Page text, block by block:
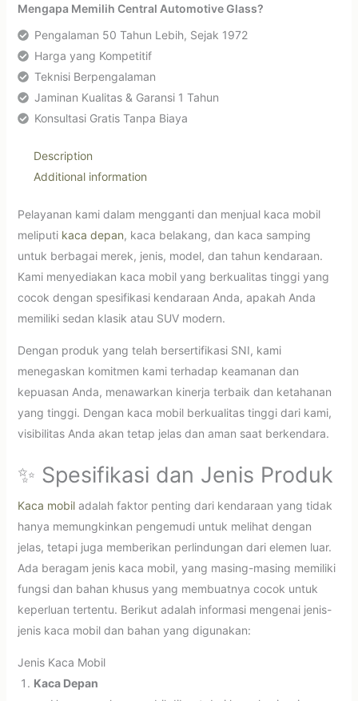
Mengapa Memilih Central Automotive Glass?
Pengalaman 50 Tahun Lebih, Sejak 1972
Harga yang Kompetitif
Teknisi Berpengalaman
Jaminan Kualitas & Garansi 1 Tahun
Konsultasi Gratis Tanpa Biaya
Description
Additional information
Pelayanan kami dalam mengganti dan menjual kaca mobil
meliputi kaca depan, kaca belakang, dan kaca samping
untuk berbagai merek, jenis, model, dan tahun kendaraan.
Kami menyediakan kaca mobil yang berkualitas tinggi yang
cocok dengan spesifikasi kendaraan Anda, apakah Anda
memiliki sedan klasik atau SUV modern.
Dengan produk yang telah bersertifikasi SNI, kami
menegaskan komitmen kami terhadap keamanan dan
kepuasan Anda, menawarkan kinerja terbaik dan ketahanan
yang tinggi. Dengan kaca mobil berkualitas tinggi dari kami,
visibilitas Anda akan tetap jelas dan aman saat berkendara.
✨ Spesifikasi dan Jenis Produk
Kaca mobiladalah faktor penting dari kendaraan yang tidak
hanya memungkinkan pengemudi untuk melihat dengan
jelas, tetapi juga memberikan perlindungan dari elemen luar.
Ada beragam jenis kaca mobil, yang masing-masing memiliki
fungsi dan bahan khusus yang membuatnya cocok untuk
keperluan tertentu. Berikut adalah informasi mengenai jenis-
jenis kaca mobil dan bahan yang digunakan:
Jenis Kaca Mobil
Kaca Depan